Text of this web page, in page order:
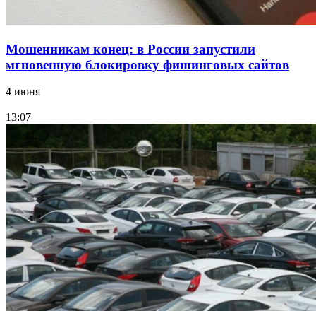
Мошенникам конец: в России запустили
мгновенную блокировку фишинговых сайтов
4 июня
13:07